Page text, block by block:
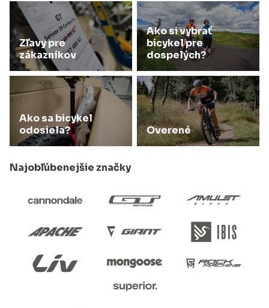
Zľavy pre
zákazníkov
Ako si vybrať
bicykel pre
dospelých?
Ako sa bicykel
odosiela?
Overené
Najobľúbenejšie značky